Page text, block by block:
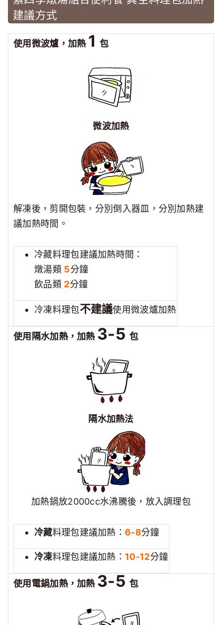
建議方式
使用微波爐，加熱 1包
微波加熱
解凍後，剪開包裝，分別倒入器皿，分別加熱建
議加熱時間。
冷藏料理包建議加熱時間：
燉湯類 5分鐘
飲品類 2分鐘
冷凍料理包不建議使用微波爐加熱
使用隔水加熱，加熱 3-5包
隔水加熱法
加熱鍋放2000cc水沸騰後，放入調理包
冷藏料理包建議加熱：6-8分鐘
冷凍料理包建議加熱： 10-12分鐘
使用電鍋加熱，加熱 3-5包